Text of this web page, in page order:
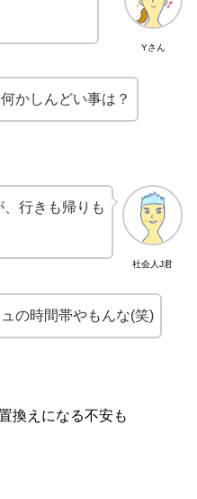
Yさん
かしんどい事は？
社会人J君
行きも帰りも
の時間帯やもんな(笑)
換えになる不安も